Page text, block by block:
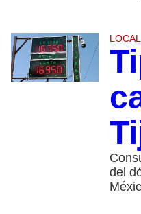
LOCAL
del